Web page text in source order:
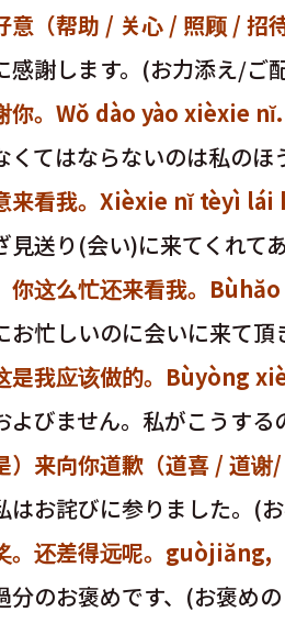
意（帮助 / 关心 / 照顾 /
謝します。(お力添え/ご
你。Wǒ dào yào xièxie nĭ.
くてはならないのは私のほ
来看我。Xièxie nĭ tèyì lái
見送り(会い)に来てくれてあ
你这么忙还来看我。
お忙しいのに会いに来て頂
是我应该做的。
よびません。私がこうする
）来向你道歉（道喜 /
はお詫びに参りました。(
。还差得远呢。
分のお褒めです、(お褒め